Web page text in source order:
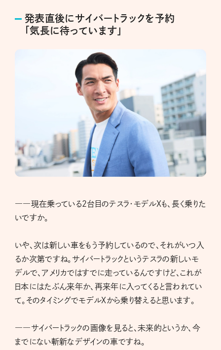
発表直後にサイバートラックを予約
「気長に待っています」
――現在乗っている2台目のテスラ・モデルXも、長く乗りた
いですか。
いや、次は新しい車をもう予約しているので、それがいつ入
るか次第ですね。サイバートラックというテスラの新しいモ
デルで、アメリカではすでに走っているんですけど、これが
日本にはたぶん来年か、再来年に入ってくると言われてい
て。そのタイミングでモデルXから乗り替えると思います。
――サイバートラックの画像を見ると、未来的というか、今
までにない斬新なデザインの車ですね。